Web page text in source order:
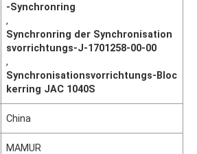
-Synchronring
,
Synchronring der Synchronisation
svorrichtungs-J-1701258-00-00
,
Synchronisationsvorrichtungs-Bloc
kerring JAC 1040S
China
MAMUR